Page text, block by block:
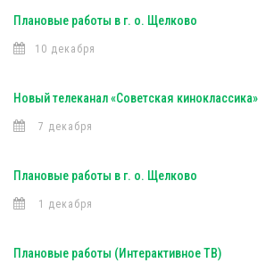
Плановые работы в г. о. Щелково
10 декабря
Новый телеканал «Советская киноклассика»
7 декабря
Плановые работы в г. о. Щелково
1 декабря
Плановые работы (Интерактивное ТВ)